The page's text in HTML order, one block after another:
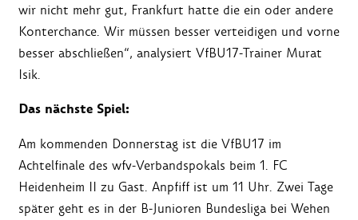
wir nicht mehr gut, Frankfurt hatte die ein oder andere
Konterchance. Wir müssen besser verteidigen und vorne
besser abschließen“, analysiert VfBU17-Trainer Murat
Isik.
Das nächste Spiel:
Am kommenden Donnerstag ist die VfBU17 im
Achtelfinale des wfv-Verbandspokals beim 1. FC
Heidenheim II zu Gast. Anpfiff ist um 11 Uhr. Zwei Tage
später geht es in der B-Junioren Bundesliga bei Wehen